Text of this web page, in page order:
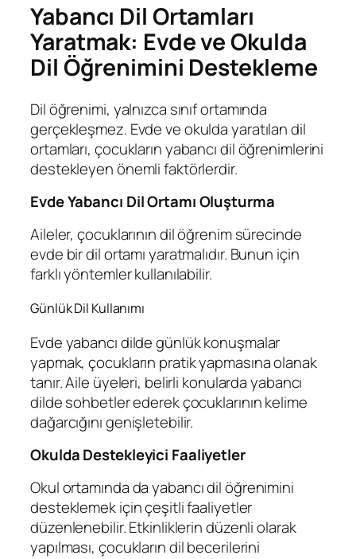
Yabancı Dil Ortamları
Yaratmak: Evde ve Okulda
Dil Öğrenimini Destekleme
Dil öğrenimi, yalnızca sınıf ortamında
gerçekleşmez. Evde ve okulda yaratılan dil
ortamları, çocukların yabancı dil öğrenimlerini
destekleyen önemli faktörlerdir.
Evde Yabancı Dil Ortamı Oluşturma
Aileler, çocuklarının dil öğrenim sürecinde
evde bir dil ortamı yaratmalıdır. Bunun için
farklı yöntemler kullanılabilir.
Günlük Dil Kullanımı
Evde yabancı dilde günlük konuşmalar
yapmak, çocukların pratik yapmasına olanak
tanır. Aile üyeleri, belirli konularda yabancı
dilde sohbetler ederek çocuklarının kelime
dağarcığını genişletebilir.
Okulda Destekleyici Faaliyetler
Okul ortamında da yabancı dil öğrenimini
desteklemek için çeşitli faaliyetler
düzenlenebilir. Etkinliklerin düzenli olarak
yapılması, çocukların dil becerilerini